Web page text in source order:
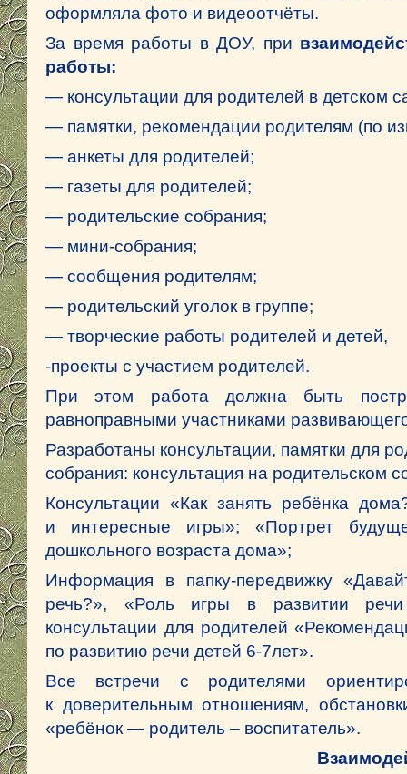
оформляла фото и видеоотчёты.
За время работы в ДОУ, при
работы:
— консультации для родителей в детском
— памятки, рекомендации родителям (по
— анкеты для родителей;
— газеты для родителей;
— родительские собрания;
— мини-собрания;
— сообщения родителям;
— родительский уголок в группе;
— творческие работы родителей и детей,
-проекты с участием родителей.
При этом работа должна быть
равноправными участниками
Разработаны консультации, памятки для
собрания: консультация на родительском
Консультации «Как занять ребёнка
и интересные игры»; «Портрет
дошкольного возраста дома»;
Информация в папку-передвижку
речь?», «Роль игры в развитии речи
консультации для родителей
по развитию речи детей 6-7лет».
Все встречи с родителями
к доверительным отношениям,
«ребёнок — родитель – воспитатель».